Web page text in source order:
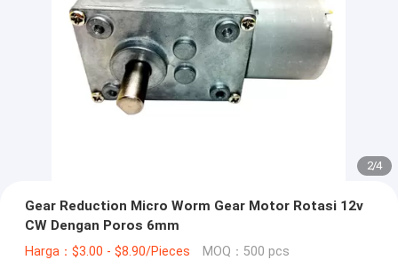
2/4
Gear Reduction Micro Worm Gear Motor Rotasi 12v
CW Dengan Poros 6mm
Harga：$3.00 - $8.90/Pieces MOQ：500 pcs